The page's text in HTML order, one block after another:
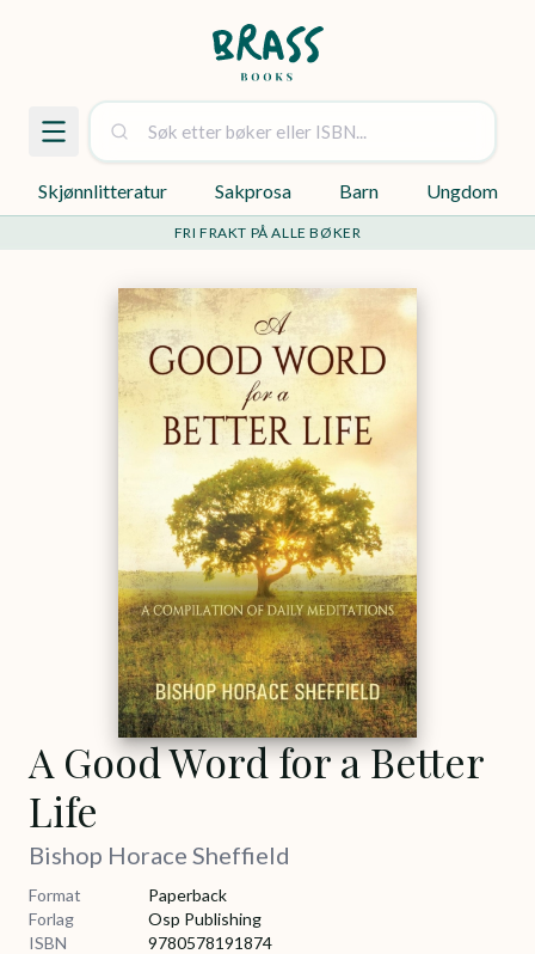
Skjønnlitteratur Sakprosa Barn Ungdom
FRI FRAKT PÅ ALLE BØKER
A Good Word for a Better
Life
Bishop Horace Sheffield
Format
Paperback
Forlag
Osp Publishing
ISBN
9780578191874